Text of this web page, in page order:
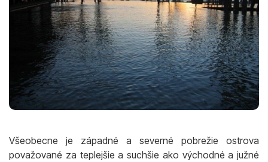
Všeobecne je západné a severné pobrežie ostrova
považované za teplejšie a suchšie ako východné a južné